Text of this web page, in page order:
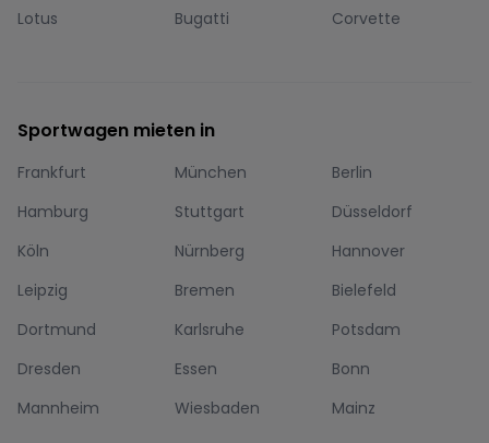
Lotus
Bugatti Corvette
Sportwagen mieten in
Frankfurt München
Berlin
Hamburg
Stuttgart
Düsseldorf
Köln
Nürnberg
Hannover
Leipzig
Bremen
Bielefeld
Dortmund
Karlsruhe
Potsdam
Dresden
Essen
Bonn
Mannheim
Wiesbaden Mainz